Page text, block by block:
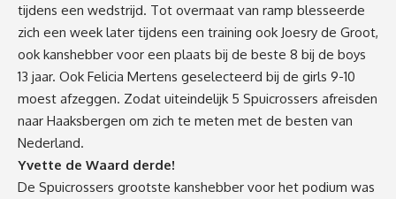
tijdens een wedstrijd. Tot overmaat van ramp blesseerde
zich een week later tijdens een training ook Joesry de Groot,
ook kanshebber voor een plaats bij de beste 8 bij de boys
13 jaar. Ook Felicia Mertens geselecteerd bij de girls 9-10
moest afzeggen. Zodat uiteindelijk 5 Spuicrossers afreisden
naar Haaksbergen om zich te meten met de besten van
Nederland.
Yvette de Waard derde!
De Spuicrossers grootste kanshebber voor het podium was